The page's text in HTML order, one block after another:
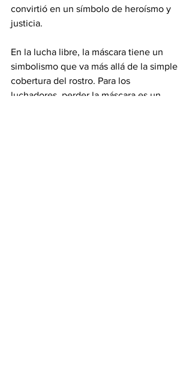
convirtió en un símbolo de heroísmo y
justicia.
En la lucha libre, la máscara tiene un
simbolismo que va más allá de la simple
cobertura del rostro. Para los
luchadores, perder la máscara es un